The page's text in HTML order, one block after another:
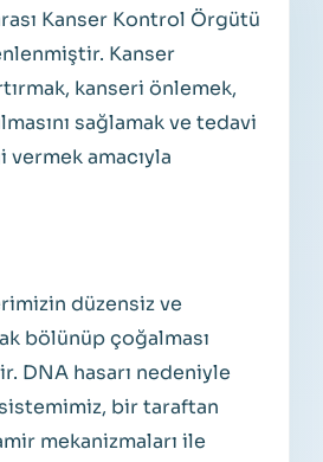
Kanser Kontrol Örgütü
Kanser
kanseri önlemek,
sağlamak ve tedavi
amacıyla
düzensiz ve
bölünüp çoğalması
DNA hasarı nedeniyle
sistemimiz, bir taraftan
mekanizmaları ile